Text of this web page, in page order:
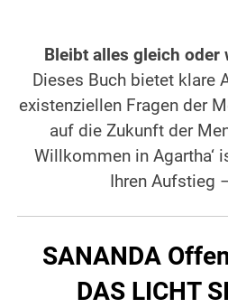
Bleibt alles gleich oder
Dieses Buch bietet klare
existenziellen Fragen der
auf die Zukunft der
Willkommen in Agartha‘
Ihren Aufstieg
SANANDA
DAS LICHT